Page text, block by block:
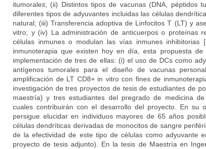
itumorales; (ii) Distintos tipos de vacunas (DNA, péptidos
diferentes tipos de adyuvantes incluidas las células
natural; (iii) Transferencia adoptiva de Linfocitos T (LT) y
vitro; y (iv) La administración de anticuerpos o proteínas
células inmunes o modulan las vías inmunes inhibitorias
inmunoterapia que existen hoy en día, esta propuesta
implementación de tres de ellas: (i) el uso de DCs como
antígenos tumorales para el diseño de vacunas
amplificación de LT CD8+ in vitro con fines de
investigación de tres proyectos de tesis de estudiantes de
maestría) y tres estudiantes del pregrado de medicina
cuales contribuirán con el desarrollo del proyecto. En su
persigue elucidar en individuos mayores de 65 años
células dendríticas derivadas de monocitos de sangre
de la efectividad de este tipo de células como adyuvante
proyecto de tesis adjunto). En la tesis de Maestría en